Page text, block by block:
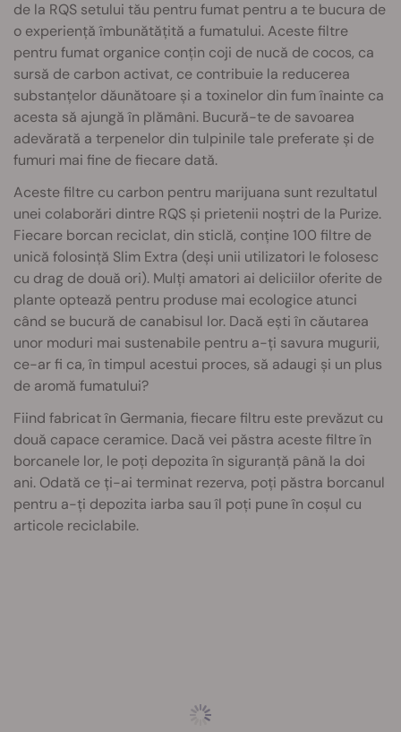
de la RQS setului tău pentru fumat pentru a te bucura de
o experiență îmbunătățită a fumatului. Aceste filtre
pentru fumat organice conțin coji de nucă de cocos, ca
sursă de carbon activat, ce contribuie la reducerea
substanțelor dăunătoare și a toxinelor din fum înainte ca
acesta să ajungă în plămâni. Bucură-te de savoarea
adevărată a terpenelor din tulpinile tale preferate și de
fumuri mai fine de fiecare dată.
Aceste filtre cu carbon pentru marijuana sunt rezultatul
unei colaborări dintre RQS și prietenii noștri de la Purize.
Fiecare borcan reciclat, din sticlă, conține 100 filtre de
unică folosință Slim Extra (deși unii utilizatori le folosesc
cu drag de două ori). Mulți amatori ai deliciilor oferite de
plante optează pentru produse mai ecologice atunci
când se bucură de canabisul lor. Dacă ești în căutarea
unor moduri mai sustenabile pentru a-ți savura mugurii,
ce-ar fi ca, în timpul acestui proces, să adaugi și un plus
de aromă fumatului?
Fiind fabricat în Germania, fiecare filtru este prevăzut cu
două capace ceramice. Dacă vei păstra aceste filtre în
borcanele lor, le poți depozita în siguranță până la doi
ani. Odată ce ți-ai terminat rezerva, poți păstra borcanul
pentru a-ți depozita iarba sau îl poți pune în coșul cu
articole reciclabile.